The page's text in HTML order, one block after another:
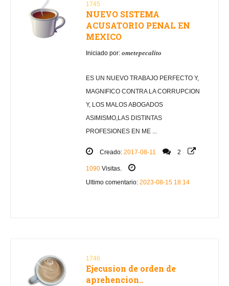
1745
NUEVO SISTEMA
ACUSATORIO PENAL EN
MEXICO
Iniciado por: ometepecalito
ES UN NUEVO TRABAJO PERFECTO Y,
MAGNIFICO CONTRA LA CORRUPCION
Y, LOS MALOS ABOGADOS
ASIMISMO,LAS DISTINTAS
PROFESIONES EN ME ...
Creado: 2017-08-11 2
1090 Visitas.
Ultimo comentario: 2023-08-15 18:14
1746
Ejecusion de orden de
aprehencion..